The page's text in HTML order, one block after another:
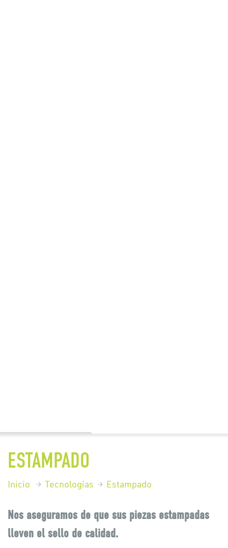
ESTAMPADO
Inicio Tecnologías Estampado
Nos aseguramos de que sus piezas estampadas
lleven el sello de calidad.